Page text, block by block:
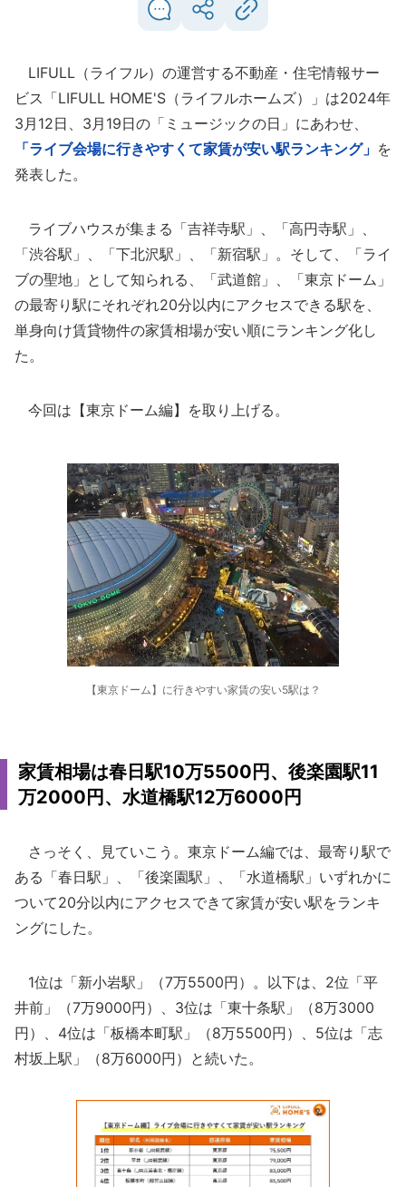
LIFULL（ライフル）の運営する不動産・住宅情報サー
ビス「LIFULL HOME'S（ライフルホームズ）」は2024年
3月12日、3月19日の「ミュージックの日」にあわせ、
「ライブ会場に行きやすくて家賃が安い駅ランキング」 を
発表した。
ライブハウスが集まる「吉祥寺駅」、「高円寺駅」、
「渋谷駅」、「下北沢駅」、「新宿駅」。そして、「ライ
ブの聖地」として知られる、「武道館」、「東京ドーム」
の最寄り駅にそれぞれ20分以内にアクセスできる駅を、
単身向け賃貸物件の家賃相場が安い順にランキング化し
た。
今回は【東京ドーム編】を取り上げる。
【東京ドーム】に行きやすい家賃の安い5駅は？
家賃相場は春日駅10万5500円、後楽園駅11
万2000円、水道橋駅12万6000円
さっそく、見ていこう。東京ドーム編では、最寄り駅で
ある「春日駅」、「後楽園駅」、「水道橋駅」いずれかに
ついて20分以内にアクセスできて家賃が安い駅をランキ
ングにした。
1位は「新小岩駅」（7万5500円）。以下は、2位「平
井前」（7万9000円）、3位は「東十条駅」（8万3000
円）、4位は「板橋本町駅」（8万5500円）、5位は「志
村坂上駅」（8万6000円）と続いた。